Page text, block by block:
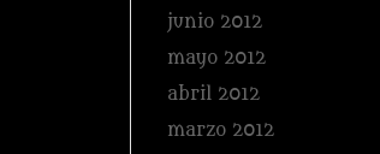
junio 2012
mayo 2012
abril 2012
marzo 2012